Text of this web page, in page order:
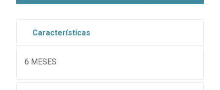
Características
6 MESES